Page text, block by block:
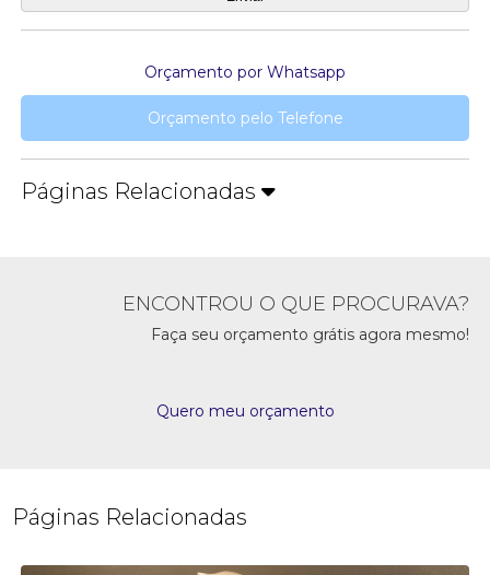
Orçamento por Whatsapp
Orçamento pelo Telefone
Páginas Relacionadas
ENCONTROU O QUE PROCURAVA?
Faça seu orçamento grátis agora mesmo!
Quero meu orçamento
Páginas Relacionadas